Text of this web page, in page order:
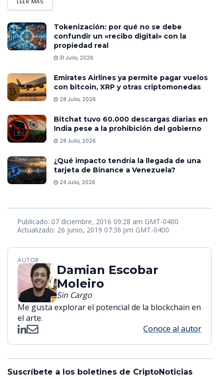
LEER MÁS
Tokenización: por qué no se debe
confundir un «recibo digital» con la
propiedad real
31 Julio, 2026
Emirates Airlines ya permite pagar vuelos
con bitcoin, XRP y otras criptomonedas
28 Julio, 2026
Bitchat tuvo 60.000 descargas diarias en
India pese a la prohibición del gobierno
28 Julio, 2026
¿Qué impacto tendría la llegada de una
tarjeta de Binance a Venezuela?
24 Julio, 2026
Publicado: 07 diciembre, 2016 09:28 am GMT-0400
Actualizado: 26 junio, 2019 07:36 pm GMT-0400
AUTOR
Damian Escobar
Moleiro
Sin Cargo
Me gusta explorar el potencial de la blockchain en
el arte.
Conoce al autor
Suscríbete a los boletines de CriptoNoticias